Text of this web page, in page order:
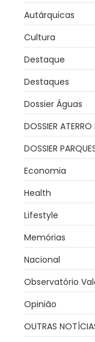
Autárquicas
Cultura
Destaque
Destaques
Dossier Águas
DOSSIER
DOSSIER
Economia
Health
Lifestyle
Memórias
Nacional
Observatório
Opinião
OUTRAS